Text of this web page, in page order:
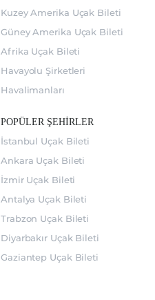
Kuzey Amerika Uçak Bileti
Güney Amerika Uçak Bileti
Afrika Uçak Bileti
Havayolu Şirketleri
Havalimanları
POPÜLER ŞEHİRLER
İstanbul Uçak Bileti
Ankara Uçak Bileti
İzmir Uçak Bileti
Antalya Uçak Bileti
Trabzon Uçak Bileti
Diyarbakır Uçak Bileti
Gaziantep Uçak Bileti